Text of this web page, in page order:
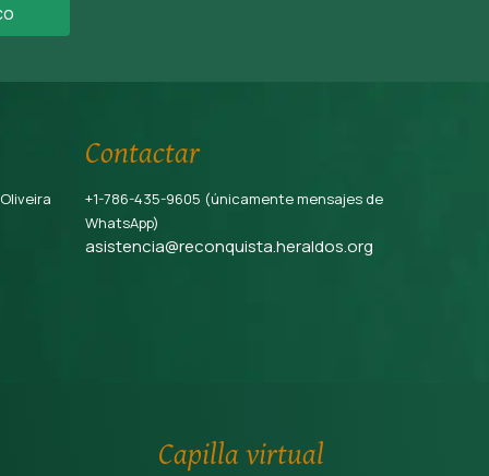
Contactar
+1-786-435-9605 (únicamente mensajes de
WhatsApp)
asistencia@reconquista.heraldos.org
Capilla virtual